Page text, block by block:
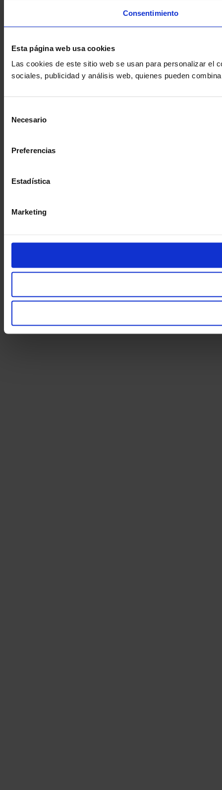
Consentimiento
Esta página web usa cookies
Las cookies de este sitio web se usan para personalizar el
sociales, publicidad y análisis web, quienes pueden
Necesario
Preferencias
Estadística
Marketing